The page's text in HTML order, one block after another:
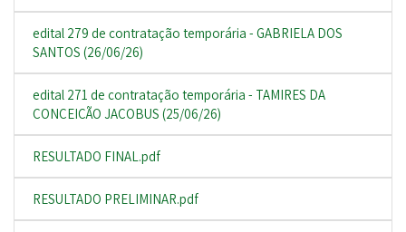
edital 279 de contratação temporária - GABRIELA DOS
SANTOS (26/06/26)
edital 271 de contratação temporária - TAMIRES DA
CONCEIÇÃO JACOBUS (25/06/26)
RESULTADO FINAL.pdf
RESULTADO PRELIMINAR.pdf